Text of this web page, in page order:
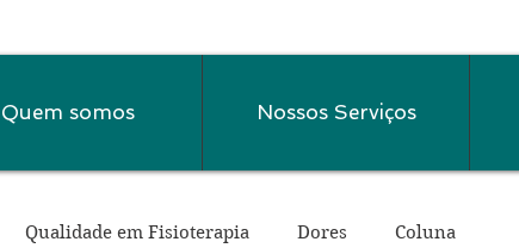
Quem somos Nossos Serviços
Qualidade em Fisioterapia Dores Coluna